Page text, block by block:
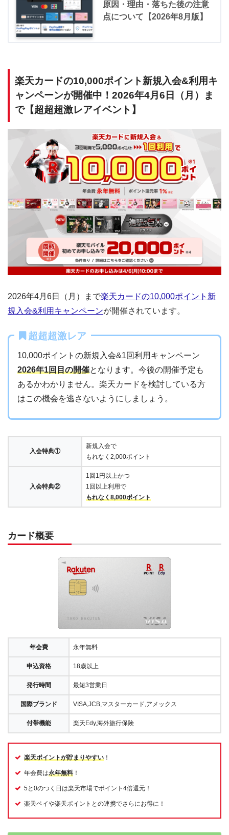
原因・理由・落ちた後の注意
点について【2026年8月版】
楽天カードの10,000ポイント新規入会&利用キ
ャンペーンが開催中！2026年4月6日（月）ま
で【超超超激レアイベント】
2026年4月6日（月）まで楽天カードの10,000ポイント新
規入会&利用キャンペーンが開催されています。
超超超激レア
10,000ポイントの新規入会&1回利用キャンペーン
2026年1回目の開催となります。今後の開催予定も
あるかわかりません。楽天カードを検討している方
はこの機会を逃さないようにしましょう。
入会特典①
新規入会で
もれなく2,000ポイント
入会特典②
1回1円以上かつ
1回以上利用で
もれなく8,000ポイント
カード概要
年会費 永年無料
申込資格 18歳以上
発行時間 最短3営業日
国際ブランド VISA,JCB,マスターカード,アメックス
付帯機能 楽天Edy,海外旅行保険
楽天ポイントが貯まりやすい ！
年会費は永年無料 ！
5と0のつく日は楽天市場でポイント4倍還元！
楽天ペイや楽天ポイントとの連携でさらにお得に！